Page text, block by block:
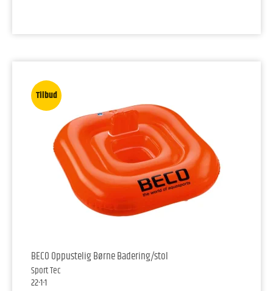
Tilbud
BECO Oppustelig Børne Badering/stol
Sport Tec
22-1-1